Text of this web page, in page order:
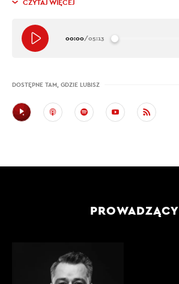
CZYTAJ WIĘCEJ
00:00/05:13
DOSTĘPNE TAM, GDZIE LUBISZ
PROWADZĄCY